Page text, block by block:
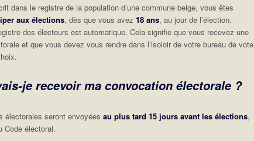
dans le registre de la population d’une commune belge, vous êtes
aux élections, dès que vous avez18 ans, au jour de l’élection.
des électeurs est automatique. Cela signifie que vous recevez une
et que vous devez vous rendre dans l’isoloir de votre bureau de vote
je recevoir ma convocation électorale ?
électorales seront envoyéesau plus tard 15 jours avant les élections,
Code électoral.